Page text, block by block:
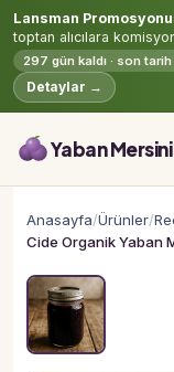
Lansman
toptan alıcılara
297 gün kaldı · son
Detaylar →
Yaban Mersini
Anasayfa/Ürünler/
Cide Organik Yaban